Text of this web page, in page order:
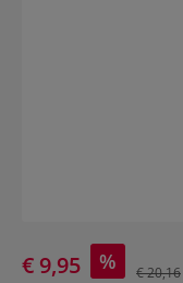
€ 9,95 % € 20,16